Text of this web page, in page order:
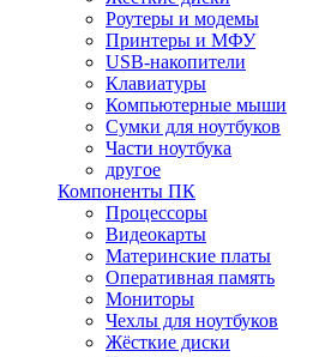
Роутеры и модемы
Принтеры и МФУ
USB-накопители
Клавиатуры
Компьютерные мыши
Сумки для ноутбуков
Части ноутбука
другое
Компоненты ПК
Процессоры
Видеокарты
Материнские платы
Оперативная память
Мониторы
Чехлы для ноутбуков
Жёсткие диски